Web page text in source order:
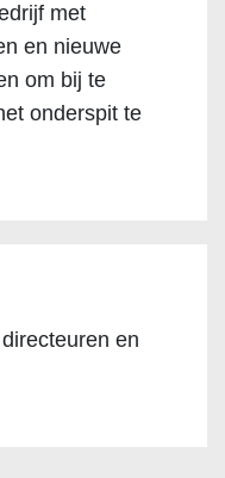
met
en nieuwe
om bij te
onderspit te
en